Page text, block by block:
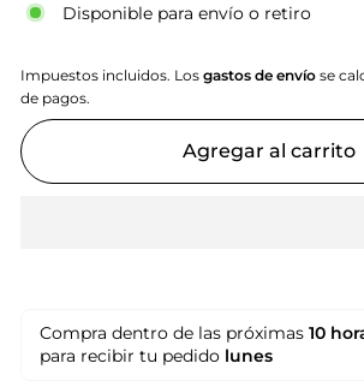
Disponible para envío o retiro
Impuestos incluidos. Los gastos de envío se
de pagos.
Agregar al carrito
Compra dentro de las próximas 10
para recibir tu pedido lunes